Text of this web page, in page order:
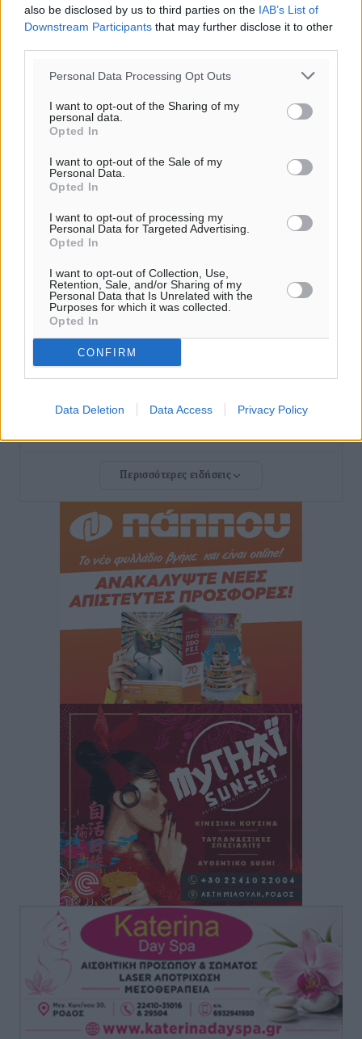
also be disclosed by us to third parties on the IAB’s List of
Downstream Participants that may further disclose it to other
Personal Data Processing Opt Outs
I want to opt-out of the Sharing of my
personal data.
Opted In
I want to opt-out of the Sale of my
Personal Data.
Opted In
I want to opt-out of processing my
Personal Data for Targeted Advertising.
Opted In
I want to opt-out of Collection, Use,
Retention, Sale, and/or Sharing of my
Personal Data that Is Unrelated with the
Purposes for which it was collected.
Opted In
CONFIRM
Data Deletion Data Access Privacy Policy
Δύο σχολεία της Λέρου αλλάζουν όψη με δωρεά
Τουρισμός: Με θετικό πρόσημο έως τώρα η χρονιά,
παρά τα σκαμπανεβάσματα
Χαρ. Ναβροζίδης στον RV «Σε τρία χρόνια θα είμαστε
το έργο ψηφιακού μετασχηματισμού
Τοπικές Ειδήσεις
Airbnb vs ξενοδοχεία – Πώς αλλάζει ο χάρτης της
φιλοξενίας
Ειδήσεις
Κίνδυνος για επενδύσεις, περιουσίες και τοπική
δεν υπάρχουν περιθώρια εφησυχασμού
Ειδήσεις• πριν 4 ώρες
Στον Άγιο Νικόλαο Χάλκης ανοίγει ξανά το
ανανεωμένο εκκλησιαστικό μουσείο από τη Λέσχη
πριν 4 ώρες
Ρόδος: «Βουλιάζει» από τουρίστες – Πάνω από 1 εκατ.
επιβάτες και 55 κρουαζιερόπλοια
Τοπικές Ειδήσεις πριν 5 ώρες
Γ’ Εθνική Κατηγορία: Οι ημερομηνίες των
αγωνιστικών της κανονικής περιόδου
πριν 10 ώρες
Συνελήφθησαν δύο άτομα στην Κάρπαθο για άγρα
πελατών
Τοπικές Ειδήσεις• πριν 10 ώρες
Χωρίς υποχρεωτική παρουσία μικρών στη 12άδα
Αθλητικά πριν 10 ώρες
Ο Πελεκάνος, οι ανεμογεννήτριες και μια κοινότητα
που κανείς δεν ρώτησε
Δημο-Κρίσεις• πριν 11 ώρες
Περισσότερες ειδήσεις